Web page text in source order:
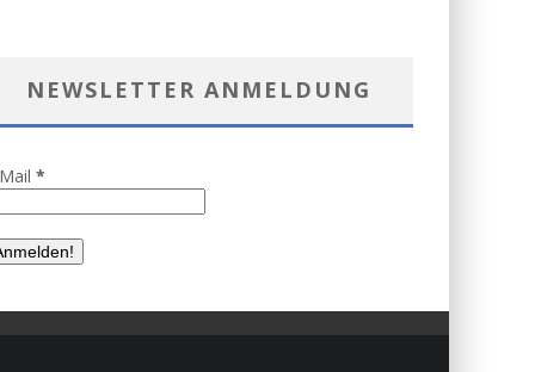
NEWSLETTER ANMELDUNG
*